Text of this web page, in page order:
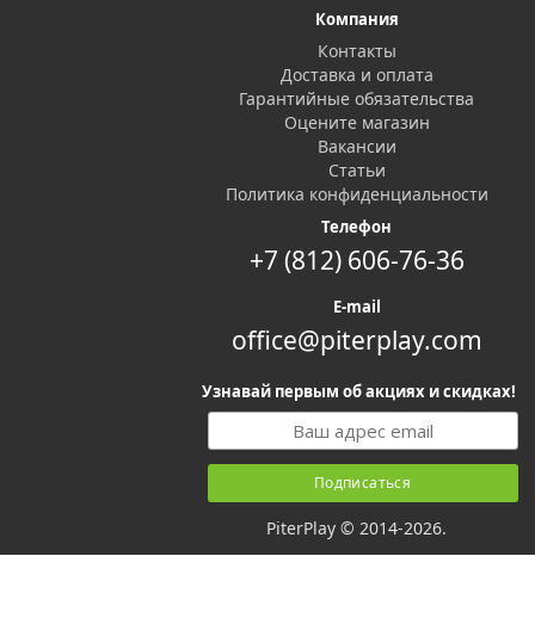
Компания
Контакты
Доставка и оплата
Гарантийные обязательства
Оцените магазин
Вакансии
Статьи
Политика конфиденциальности
Телефон
+7 (812) 606-76-36
E-mail
office@piterplay.com
Узнавай первым об акциях и скидках!
PiterPlay © 2014-2026.